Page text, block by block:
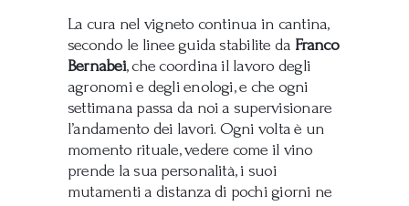
La cura nel vigneto continua in cantina,
secondo le linee guida stabilite da Franco
Bernabei, che coordina il lavoro degli
agronomi e degli enologi, e che ogni
settimana passa da noi a supervisionare
l’andamento dei lavori. Ogni volta è un
momento rituale, vedere come il vino
prende la sua personalità, i suoi
mutamenti a distanza di pochi giorni ne